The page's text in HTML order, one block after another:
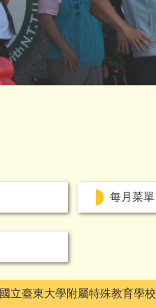
每月菜單
國立臺東大學附屬特殊教育學